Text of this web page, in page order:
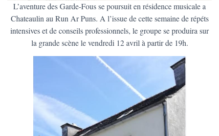
L’aventure des Garde-Fous se poursuit en résidence musicale a
Chateaulin au Run Ar Puns. A l’issue de cette semaine de répéts
intensives et de conseils professionnels, le groupe se produira sur
la grande scène le vendredi 12 avril à partir de 19h.